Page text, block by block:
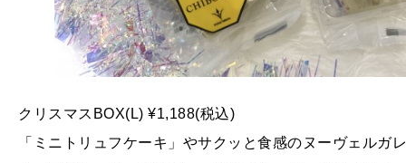
クリスマスBOX(L) ¥1,188(税込)
「ミニトリュフケーキ」やサクッと食感のヌーヴェル